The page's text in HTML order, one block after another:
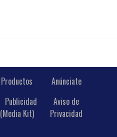
Productos
Anúnciate
Publicidad
(Media Kit)
Aviso de
Privacidad